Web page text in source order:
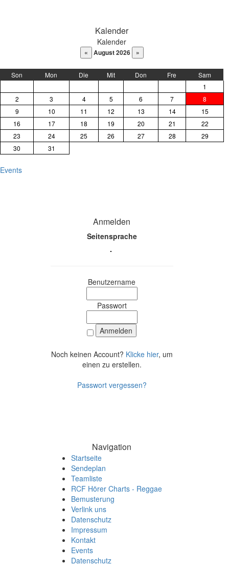
Kalender
Kalender
August 2026
Son Mon Die Mit Don Fre
Sam
1
2
3 4 5 6 7
8
9
10 11 12 13 14
15
16
17 18 19 20 21
22
23
24 25 26 27 28
29
30
31
Events
Anmelden
Seitensprache
Benutzername
Passwort
Noch keinen Account? Klicke hier, um
einen zu erstellen.
Passwort vergessen?
Navigation
Startseite
Sendeplan
Teamliste
RCF Hörer Charts - Reggae
Bemusterung
Verlink uns
Datenschutz
Impressum
Kontakt
Events
Datenschutz